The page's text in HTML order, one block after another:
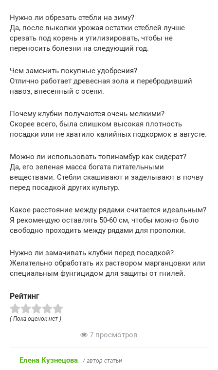
Нужно ли обрезать стебли на зиму?
Да, после выкопки урожая остатки стеблей лучше
срезать под корень и утилизировать, чтобы не
переносить болезни на следующий год.
Чем заменить покупные удобрения?
Отлично работает древесная зола и перебродивший
навоз, внесенный с осени.
Почему клубни получаются очень мелкими?
Скорее всего, была слишком высокая плотность
посадки или не хватило калийных подкормок в августе.
Можно ли использовать топинамбур как сидерат?
Да, его зеленая масса богата питательными
веществами. Стебли скашивают и заделывают в почву
перед посадкой других культур.
Какое расстояние между рядами считается идеальным?
Я рекомендую оставлять 50-60 см, чтобы можно было
свободно проходить между рядами для прополки.
Нужно ли замачивать клубни перед посадкой?
Желательно обработать их раствором марганцовки или
специальным фунгицидом для защиты от гнилей.
Рейтинг
( Пока оценок нет )
7 просмотров
Елена Кузнецова / автор статьи